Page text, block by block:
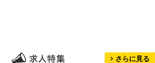
さらに見る